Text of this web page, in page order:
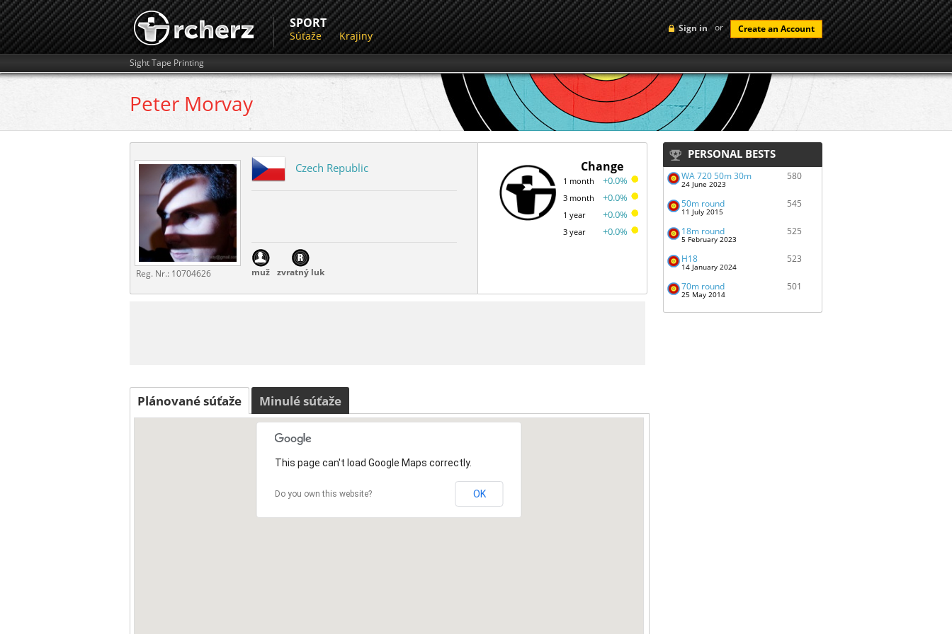
Sign in or Create an Account
SPORT
Súťaže Krajiny
Sight Tape Printing
Peter Morvay
Reg. Nr.: 10704626
Czech Republic
muž zvratný luk
Change
1 month
3 month
1 year
3 year
+0.0%
+0.0%
+0.0%
+0.0%
Plánované súťaže Minulé súťaže
This page can't load Google Maps correctly.
Do you own this website? OK
PERSONAL BESTS
WA 720 50m 30m
24 June 2023
580
50m round
11 July 2015
545
18m round
5 February 2023
525
H18
14 January 2024
523
70m round
25 May 2014
501